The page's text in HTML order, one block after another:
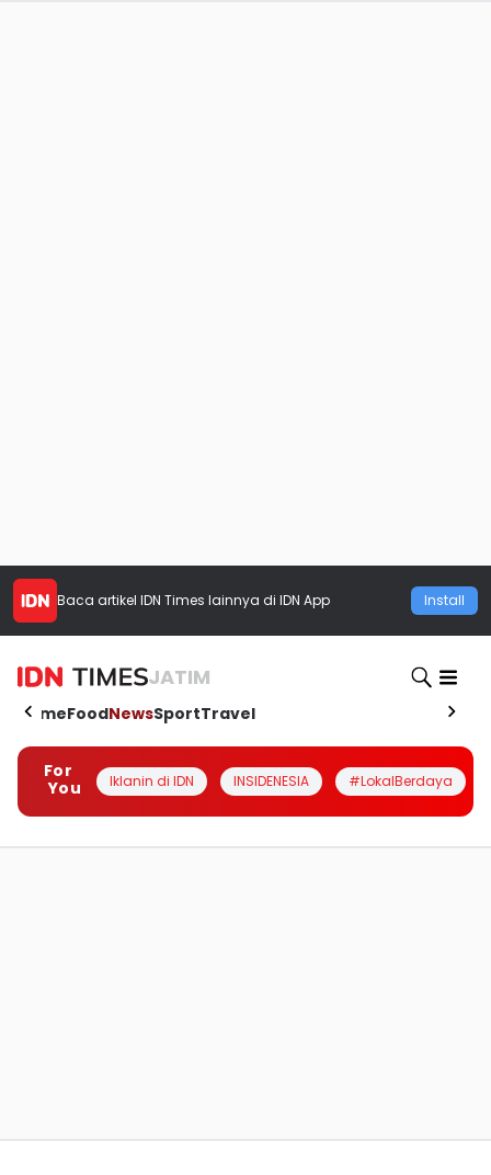
Baca artikel IDN Times lainnya di IDN App Install
JATIM
HomeFoodNewsSportTravel
For
You
Iklanin di IDN INSIDENESIA #LokalBerdaya